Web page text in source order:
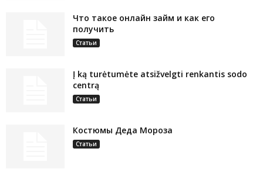
Что такое онлайн займ и как его
получить
Статьи
Į ką turėtumėte atsižvelgti renkantis sodo
centrą
Статьи
Костюмы Деда Мороза
Статьи